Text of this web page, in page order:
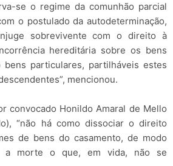
se o regime da comunhão parcial
o postulado da autodeterminação,
sobrevivente com o direito à
hereditária sobre os bens
bens particulares, partilháveis estes
mencionou.
convocado Honildo Amaral de Mello
“não há como dissociar o direito
de bens do casamento, de modo
a morte o que, em vida, não se